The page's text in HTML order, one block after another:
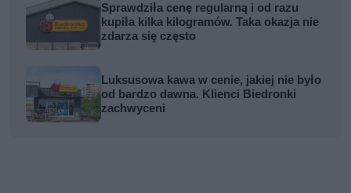
Sprawdziła cenę regularną i od razu
kupiła kilka kilogramów. Taka okazja nie
zdarza się często
Luksusowa kawa w cenie, jakiej nie było
od bardzo dawna. Klienci Biedronki
zachwyceni